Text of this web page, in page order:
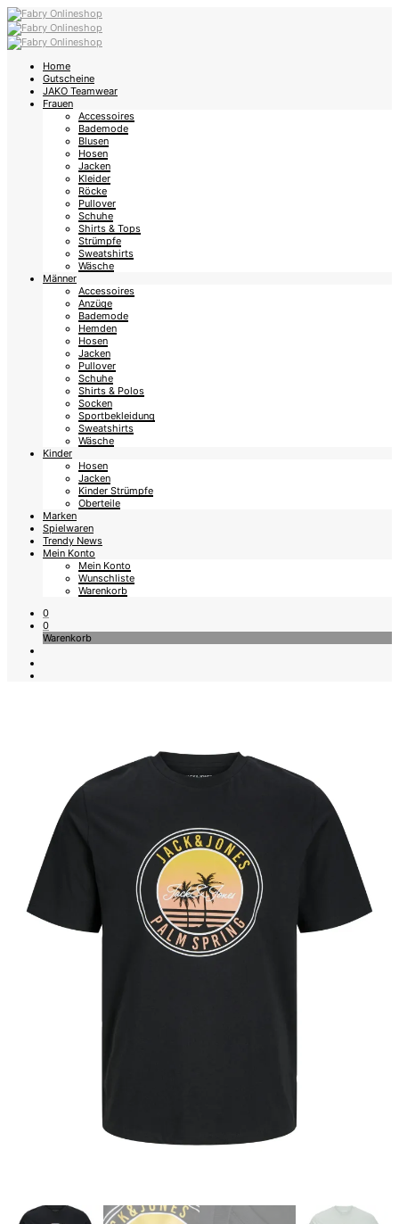
Home
Gutscheine
JAKO Teamwear
Frauen
Accessoires
Bademode
Blusen
Hosen
Jacken
Kleider
Röcke
Pullover
Schuhe
Shirts & Tops
Strümpfe
Sweatshirts
Wäsche
Männer
Accessoires
Anzüge
Bademode
Hemden
Hosen
Jacken
Pullover
Schuhe
Shirts & Polos
Socken
Sportbekleidung
Sweatshirts
Wäsche
Kinder
Hosen
Jacken
Kinder Strümpfe
Oberteile
Marken
Spielwaren
Trendy News
Mein Konto
Mein Konto
Wunschliste
Warenkorb
0
0
Warenkorb